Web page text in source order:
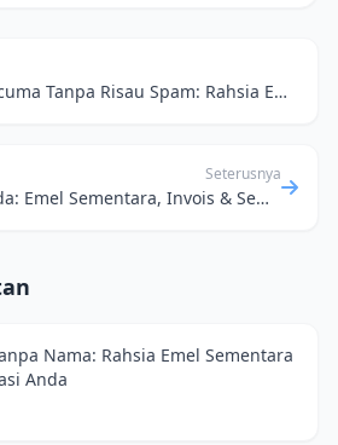
Uji Coba SaaS Percuma Tanpa Risau Spam: Rahsia Emel Sementara Buat Pembangun
Seterusnya
Lindungi Privasi Anda: Emel Sementara, Invois & Sembang Tanpa Nama
Nama: Rahsia Emel Sementara
Anda